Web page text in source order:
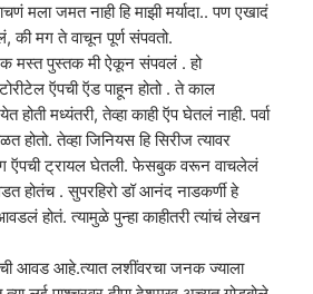
मला जमत नाही हि माझी मर्यादा.. पण एखादं
मग ते वाचून पूर्ण संपवतो.
मस्त पुस्तक मी ऐकून संपवलं . हो
ऍपची ऍड पाहून होतो . ते काल
मध्यंतरी, तेव्हा काही ऍप घेतलं नाही. पर्वा
होतो. तेव्हा जिनियस हि सिरीज त्यावर
ऍपची ट्रायल घेतली. फेसबुक वरून वाचलेलं
होतंच . सुपरहिरो डॉ आनंद नाडकर्णी हे
होतं. त्यामुळे पुन्हा काहीतरी त्यांचं लेखन
आवड आहे.त्यात लशींवरचा जनक ज्याला